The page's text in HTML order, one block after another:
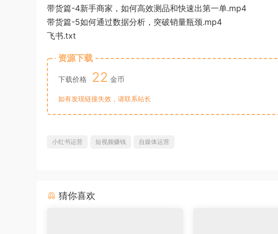
带货篇-4新手商家，如何高效测品和快速出第一单.mp4
带货篇-5如何通过数据分析，突破销量瓶颈.mp4
飞书.txt
资源下载
下载价格 22 金币
如有发现链接失效，请联系站长
小红书运营 短视频赚钱 自媒体运营
猜你喜欢